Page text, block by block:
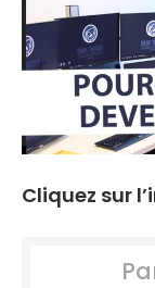
Cliquez sur